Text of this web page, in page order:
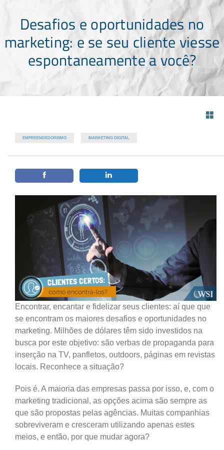
Desafios e oportunidades no
marketing: e se seu cliente viesse
espontaneamente a você?
EMPREENDEDORISMO MARKETING DIGITAL
Encontrar, encantar e fidelizar seus clientes: aí que que
se encontram os maiores desafios e oportunidades no
marketing. Milhões de dólares têm sido investidos na
busca por este objetivo: são verbas de propaganda para
inserção na TV, panfletos, outdoors, páginas em revistas
locais. Reconhece a situação?
Pois é. A maioria das empresas passa por isso, e, com o
marketing tradicional, as opções acima são sempre as
que são propostas pelas agências. Muitas companhias
sobreviveram e cresceram utilizando apenas estes
meios, e então, por que mudar agora?